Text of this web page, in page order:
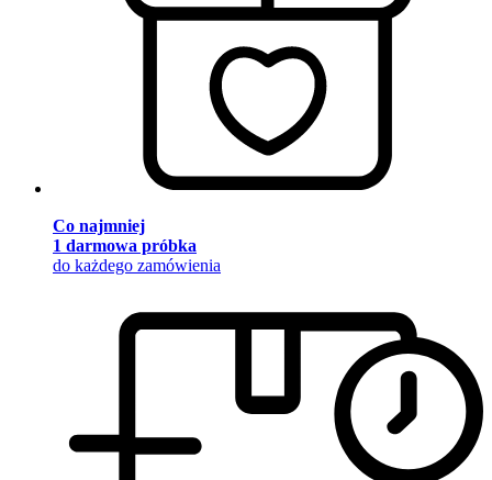
Co najmniej
1 darmowa próbka
do każdego zamówienia